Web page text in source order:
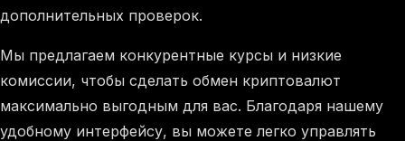
дополнительных проверок.
Мы предлагаем конкурентные курсы и низкие
комиссии, чтобы сделать обмен криптовалют
максимально выгодным для вас. Благодаря нашему
удобному интерфейсу, вы можете легко управлять